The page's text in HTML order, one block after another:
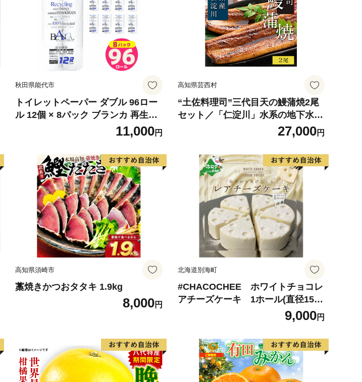
和歌山県 湯浅町 送料無料_G7317
秋田県能代市
トイレットペーパー ダブル 96ロー
ル 12個 × 8パック ブランカ 再生紙
100％ 芯あり 日用品 消耗品 無香料
生活用品 備蓄 秋田県 能代市 送料無
料 《能代製紙》
11,000円
高知県芸西村
“土佐料理司”三代目天の鰻蒲焼2尾
セット／「仁淀川」水系の地下水使
用 完全無投薬養殖 国産・高知県産
〈高知市共通返礼品〉うなぎ 真空
パック （ウナギう・たれセット）
27,000円
高知県須崎市
藁焼きかつおタタキ 1.9kg
8,000円
北海道別海町
#CHACOCHEE ホワイトチョコレ
アチーズケーキ 1ホール(直径15c
m)（北海道,別海町,チーズ,ちーず,
チーズケーキ,ふるさと納税）
9,000円